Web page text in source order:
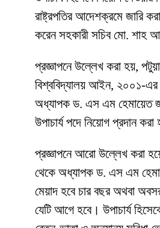
রাষ্ট্রপতির আদেশক্রমে জারি
করেন সহকারী সচিব মো. শাহ
প্রজ্ঞাপনে উল্লেখ করা হয়,
বিশ্ববিদ্যালয় আইন, ২০০১-এর
অধ্যাপক ড. এস এম হেমায়েত
উপাচার্য পদে নিয়োগ প্রদান করা
প্রজ্ঞাপনে আরো উল্লেখ করা
থেকে অধ্যাপক ড. এস এম
মেয়াদ হবে চার বছর অথবা
যেটি আগে হবে। উপাচার্য